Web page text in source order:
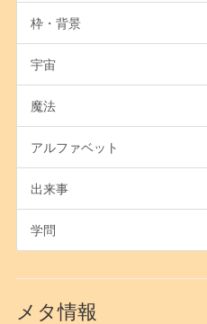
枠・背景
宇宙
魔法
アルファベット
出来事
学問
メタ情報